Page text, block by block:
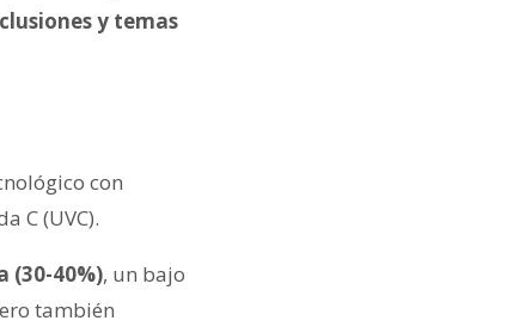
y temas
con
C (UVC).
(30-40%), un bajo
también